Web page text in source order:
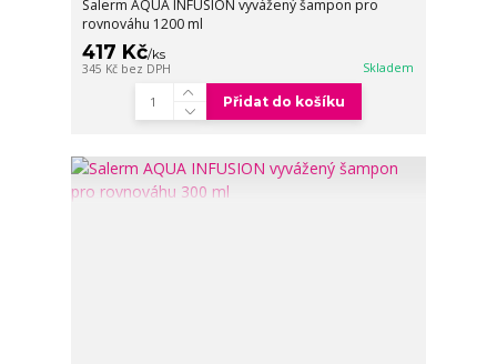
Salerm AQUA INFUSION vyvážený šampon pro
rovnováhu 1200 ml
417 Kč/ks
345 Kč bez DPH Skladem
Přidat do košíku